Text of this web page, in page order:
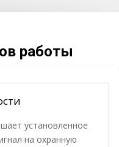
работы
установленное
на охранную